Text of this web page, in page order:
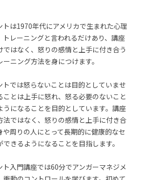
トは1970年代にアメリカで生まれた心理
トレーニングと言われるだけあり、講座
ではなく、怒りの感情と上手に付き合う
ニング方法を身につけます。
トでは怒らないことは目的としていませ
ことは上手に怒れ、怒る必要のないこと
うになることを目的としています。講座
法ではなく、怒りの感情と上手に付き合
や周りの人にとって長期的に健康的なセ
きるようになることを目指します。
ト入門講座では60分でアンガーマネジメ